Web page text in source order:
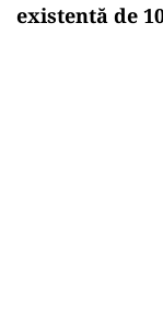
existentă de